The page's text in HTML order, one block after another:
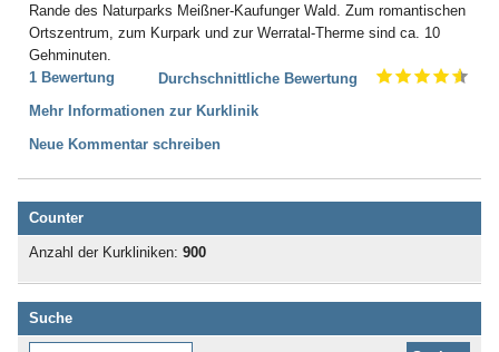
Rande des Naturparks Meißner-Kaufunger Wald. Zum romantischen
Ortszentrum, zum Kurpark und zur Werratal-Therme sind ca. 10
Gehminuten.
1 Bewertung
Durchschnittliche Bewertung
Mehr Informationen zur Kurklinik
Neue Kommentar schreiben
Counter
Anzahl der Kurkliniken: 900
Suche